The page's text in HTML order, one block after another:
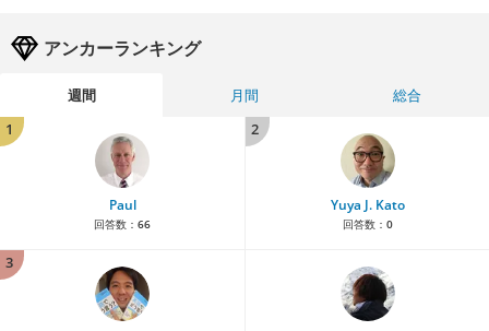
アンカーランキング
週間 月間
総合
1
Paul
回答数： 66
2
Yuya J. Kato
回答数： 0
3